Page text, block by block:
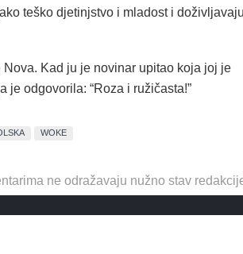
teško djetinjstvo i mladost i
Kad ju je novinar upitao koja joj je
odgovorila: “Roza i ružičasta!”
WOKE
ne odražavaju nužno stav